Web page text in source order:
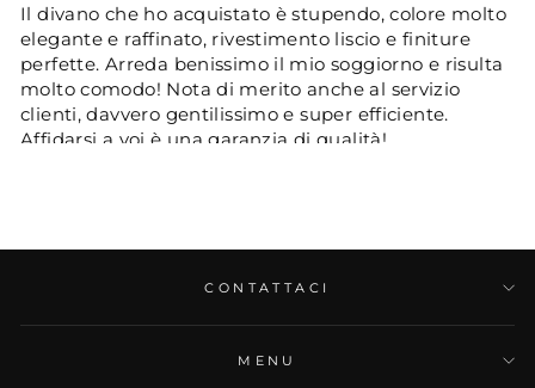
Il divano che ho acquistato è stupendo, colore molto
elegante e raffinato, rivestimento liscio e finiture
perfette. Arreda benissimo il mio soggiorno e risulta
molto comodo! Nota di merito anche al servizio
clienti, davvero gentilissimo e super efficiente.
Affidarsi a voi è una garanzia di qualità!
CONTATTACI
MENU